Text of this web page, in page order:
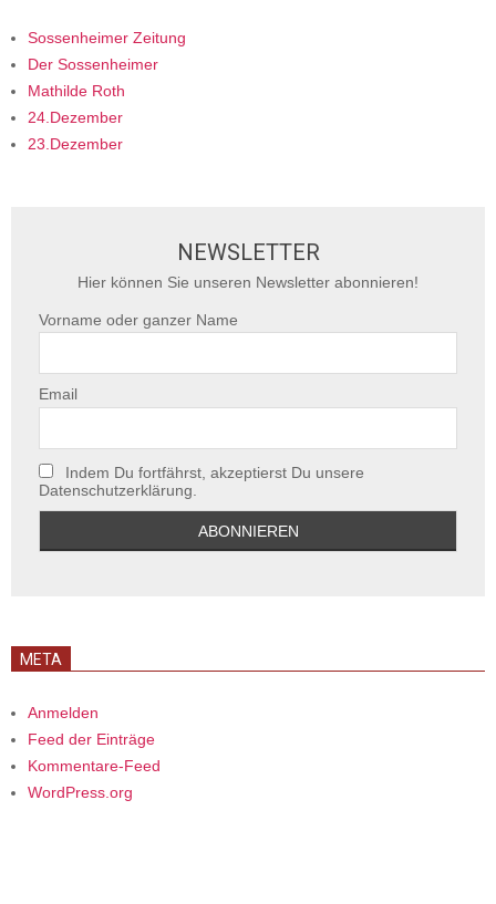
Sossenheimer Zeitung
Der Sossenheimer
Mathilde Roth
24.Dezember
23.Dezember
NEWSLETTER
Hier können Sie unseren Newsletter abonnieren!
Vorname oder ganzer Name
Email
Indem Du fortfährst, akzeptierst Du unsere
Datenschutzerklärung.
META
Anmelden
Feed der Einträge
Kommentare-Feed
WordPress.org